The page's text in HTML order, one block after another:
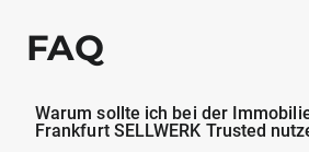
FAQ
Warum sollte ich bei der
Frankfurt SELLWERK Trusted